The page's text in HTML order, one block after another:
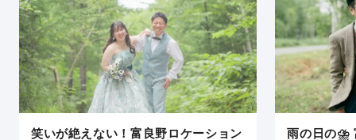
笑いが絶えない！富良野ロケーション
雨の日の⛈